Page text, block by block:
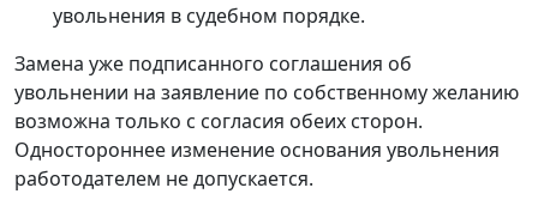
увольнения в судебном порядке.
Замена уже подписанного соглашения об
увольнении на заявление по собственному желанию
возможна только с согласия обеих сторон.
Одностороннее изменение основания увольнения
работодателем не допускается.